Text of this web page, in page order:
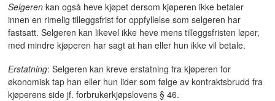
Selgeren kan også heve kjøpet dersom kjøperen ikke betaler
innen en rimelig tilleggsfrist for oppfyllelse som selgeren har
fastsatt. Selgeren kan likevel ikke heve mens tilleggsfristen løper,
med mindre kjøperen har sagt at han eller hun ikke vil betale.
Erstatning: Selgeren kan kreve erstatning fra kjøperen for
økonomisk tap han eller hun lider som følge av kontraktsbrudd fra
kjøperens side jf. forbrukerkjøpslovens § 46.